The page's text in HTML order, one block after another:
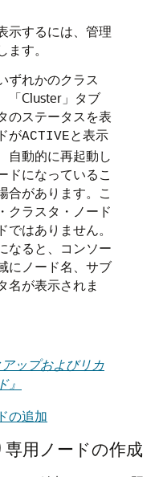
示するには、管理
す。
ずれかのクラス
「Cluster」タブ
のステータスを表
がACTIVEと表示
自動的に再起動し
ドになっているこ
合があります。こ
クラスタ・ノード
はありません。
なると、コンソー
にノード名、サブ
名が表示されま
アップおよびリカ
』
の追加
用ノードの作成